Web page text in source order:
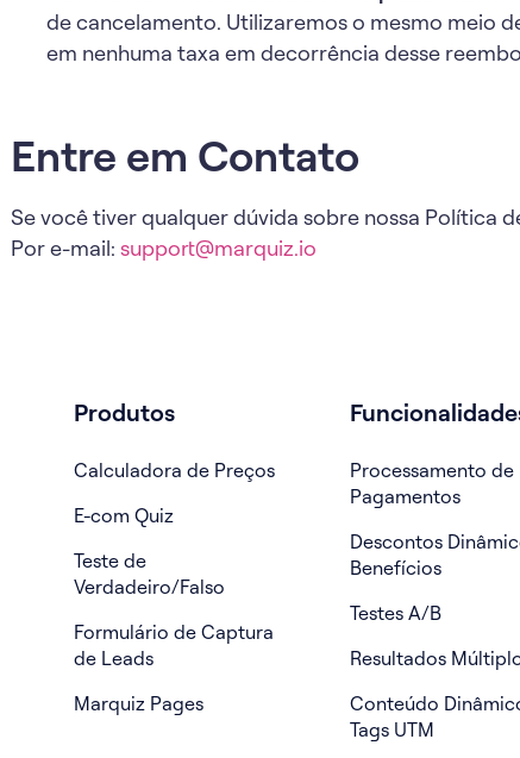
de cancelamento. Utilizaremos o mesmo meio
em nenhuma taxa em decorrência desse
Entre em Contato
Se você tiver qualquer dúvida sobre nossa Política
Por e-mail: support@marquiz.io
Produtos
Calculadora de Preços
E-com Quiz
Teste de
Verdadeiro/Falso
Formulário de Captura
de Leads
Marquiz Pages
Processamento de
Pagamentos
Descontos
Benefícios
Testes A/B
Resultados
Conteúdo
Tags UTM